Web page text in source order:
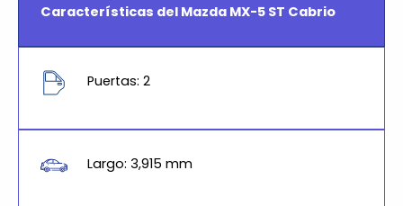
Características del Mazda MX-5 ST Cabrio
Puertas: 2
Largo: 3,915 mm